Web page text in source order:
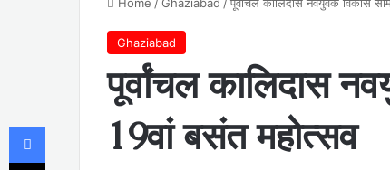
Ghaziabad
पूर्वांचल कालिदास
19वां बसंत महोत्सव
Facebook
X